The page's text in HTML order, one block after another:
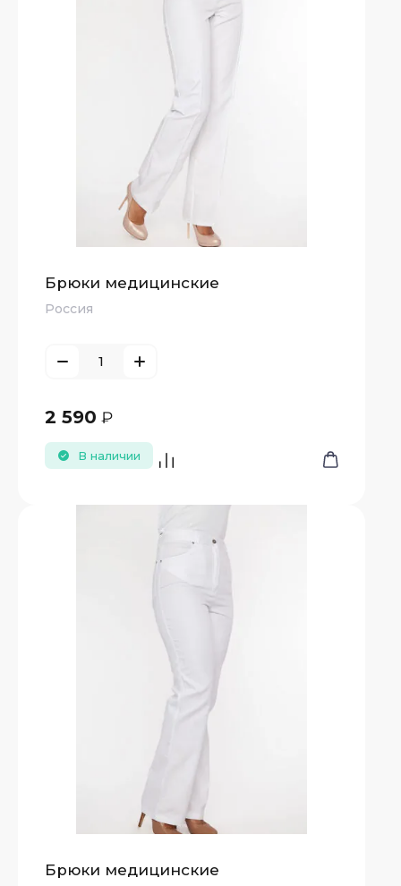
Брюки медицинские
Россия
2 590 ₽
В наличии
Брюки медицинские